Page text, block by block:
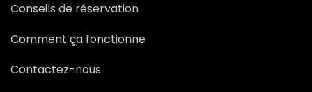
Conseils de réservation
Comment ça fonctionne
Contactez-nous